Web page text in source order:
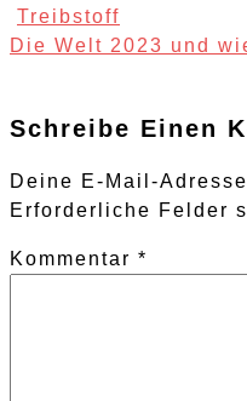
Post
Navigation
Treibstoff
Die Welt 2023 und
Schreibe Einen
Deine E-Mail-
Erforderliche Felder
Kommentar *